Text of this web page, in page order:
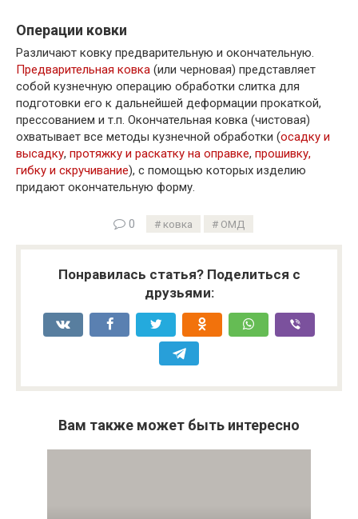
Операции ковки
Различают ковку предварительную и окончательную.
Предварительная ковка (или черновая) представляет
собой кузнечную операцию обработки слитка для
подготовки его к дальнейшей деформации прокаткой,
прессованием и т.п. Окончательная ковка (чистовая)
охватывает все методы кузнечной обработки (осадку и
высадку, протяжку и раскатку на оправке, прошивку,
гибку и скручивание), с помощью которых изделию
придают окончательную форму.
0 ковка ОМД
Понравилась статья? Поделиться с
друзьями:
Вам также может быть интересно